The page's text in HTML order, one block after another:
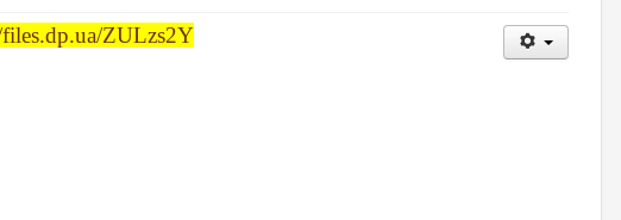
ZULzs2Y